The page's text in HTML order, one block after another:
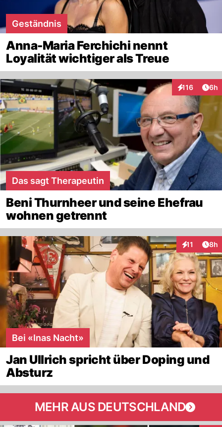
Geständnis
Anna-Maria Ferchichi nennt
Loyalität wichtiger als Treue
116
Interaktionen
6h
Das sagt Therapeutin
Beni Thurnheer und seine Ehefrau
wohnen getrennt
11 8h
Bei «Inas Nacht»
Jan Ullrich spricht über Doping und
Absturz
MEHR AUS DEUTSCHLAND